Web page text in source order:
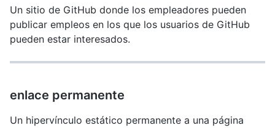
Un sitio de GitHub donde los empleadores pueden
publicar empleos en los que los usuarios de GitHub
pueden estar interesados.
enlace permanente
Un hipervínculo estático permanente a una página